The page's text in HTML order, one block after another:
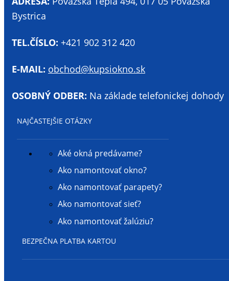
Bystrica
TEL.ČÍSLO: +421 902 312 420
E-MAIL: obchod@kupsiokno.sk
OSOBNÝ ODBER: Na základe telefonickej dohody
NAJČASTEJŠIE OTÁZKY
Aké okná predávame?
Ako namontovať okno?
Ako namontovať parapety?
Ako namontovať sieť?
Ako namontovať žalúziu?
BEZPEČNA PLATBA KARTOU